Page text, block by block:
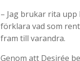
– Jag brukar rita
förklara vad som
fram till varandra.
Genom att Desirée